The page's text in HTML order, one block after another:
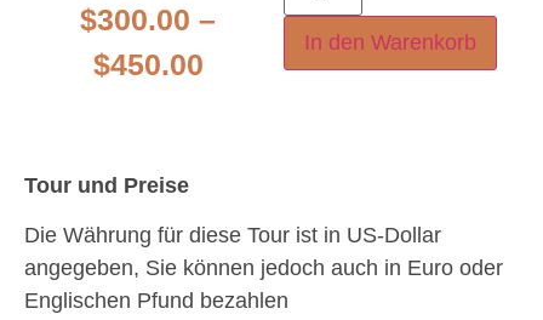
$300.00 –
$450.00
In den Warenkorb
Tour und Preise
Die Währung für diese Tour ist in US-Dollar
angegeben, Sie können jedoch auch in Euro oder
Englischen Pfund bezahlen